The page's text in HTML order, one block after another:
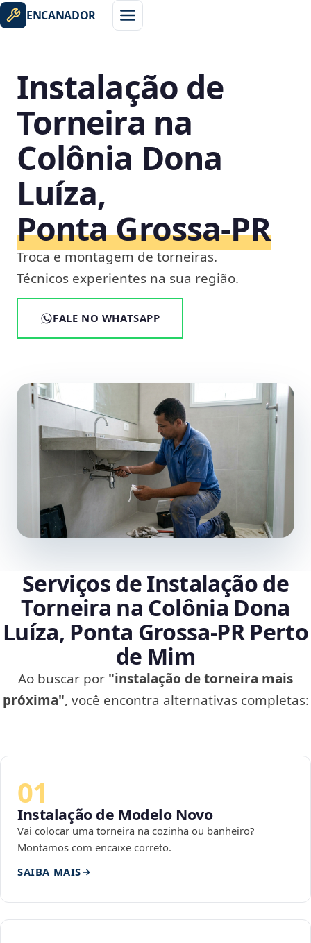
ENCANADOR
Instalação de
Torneira na
Colônia Dona
Luíza,
Ponta Grossa‑PR
Troca e montagem de torneiras.
Técnicos experientes na sua região.
FALE NO WHATSAPP
Serviços de Instalação de
Torneira na Colônia Dona
Luíza, Ponta Grossa‑PR Perto
de Mim
Ao buscar por "instalação de torneira mais
próxima", você encontra alternativas completas:
01
Instalação de Modelo Novo
Vai colocar uma torneira na cozinha ou banheiro?
Montamos com encaixe correto.
SAIBA MAIS